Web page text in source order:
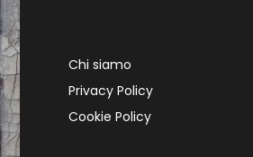
Chi siamo
Privacy Policy
Cookie Policy